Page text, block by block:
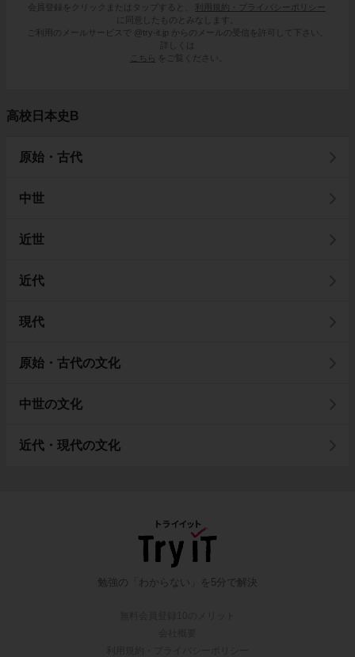
会員登録をクリックまたはタップすると、
利用規約・プライバシーポリシー
に同意したものとみなします。
ご利用のメールサービスで @try-it.jp からのメールの受信を許可して下さい。
詳しくは
こちら
をご覧ください。
高校日本史B
原始・古代
中世
近世
近代
現代
原始・古代の文化
中世の文化
近代・現代の文化
勉強の「わからない」を5分で解決